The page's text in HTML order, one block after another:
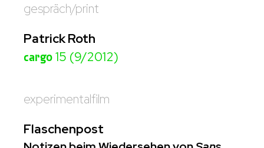
gespräch/print
Patrick Roth
cargo 15 (9/2012)
experimentalfilm
Flaschenpost